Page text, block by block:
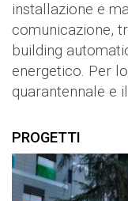
installazione e
comunicazione,
building
energetico. Per
quarantennale e
PROGETTI